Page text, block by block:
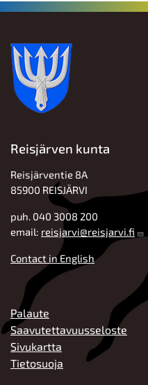
Reisjärven kunta
Reisjärventie 8A
85900 REISJÄRVI
puh. 040 3008 200
email: reisjarvi@reisjarvi.fi
Contact in English
ALATUNNISTE
Palaute
Saavutettavuusseloste
Sivukartta
Tietosuoja